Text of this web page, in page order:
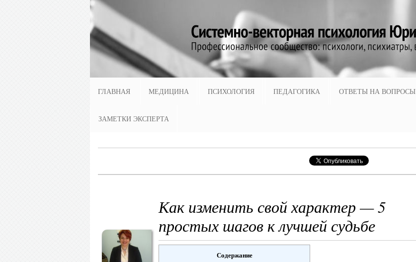
ГЛАВНАЯ МЕДИЦИНА ПСИХОЛОГИЯ ПЕДАГОГИКА ОТВЕТЫ НА ВОПРОСЫ
ЗАМЕТКИ ЭКСПЕРТА
Как изменить свой характер — 5
простых шагов к лучшей судьбе
Содержание